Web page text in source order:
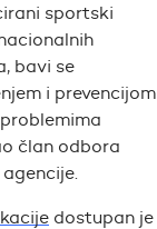
sportski
bavi se
i prevencijom
član odbora
dostupan je